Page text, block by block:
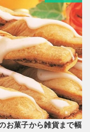
お菓子から雑貨まで幅